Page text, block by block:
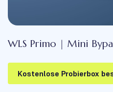
WLS Primo | Mini
Kostenlose Probierbox